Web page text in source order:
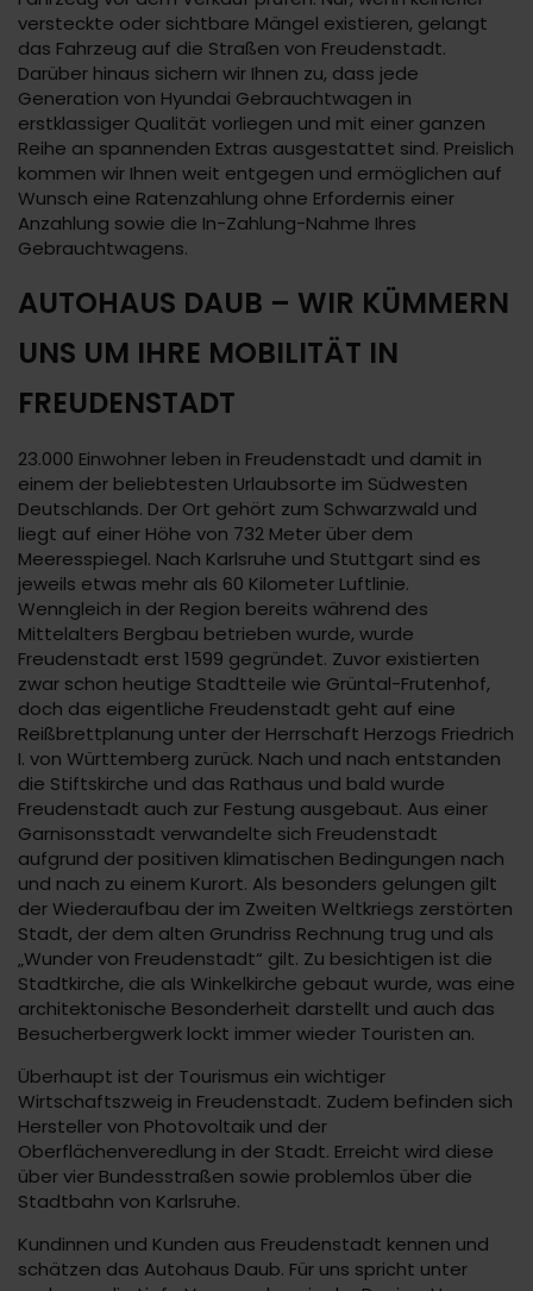
versteckte oder sichtbare Mängel existieren, gelangt
das Fahrzeug auf die Straßen von Freudenstadt.
Darüber hinaus sichern wir Ihnen zu, dass jede
Generation von Hyundai Gebrauchtwagen in
erstklassiger Qualität vorliegen und mit einer ganzen
Reihe an spannenden Extras ausgestattet sind. Preislich
kommen wir Ihnen weit entgegen und ermöglichen auf
Wunsch eine Ratenzahlung ohne Erfordernis einer
Anzahlung sowie die In-Zahlung-Nahme Ihres
Gebrauchtwagens.
AUTOHAUS DAUB – WIR KÜMMERN
UNS UM IHRE MOBILITÄT IN
FREUDENSTADT
23.000 Einwohner leben in Freudenstadt und damit in
einem der beliebtesten Urlaubsorte im Südwesten
Deutschlands. Der Ort gehört zum Schwarzwald und
liegt auf einer Höhe von 732 Meter über dem
Meeresspiegel. Nach Karlsruhe und Stuttgart sind es
jeweils etwas mehr als 60 Kilometer Luftlinie.
Wenngleich in der Region bereits während des
Mittelalters Bergbau betrieben wurde, wurde
Freudenstadt erst 1599 gegründet. Zuvor existierten
zwar schon heutige Stadtteile wie Grüntal-Frutenhof,
doch das eigentliche Freudenstadt geht auf eine
Reißbrettplanung unter der Herrschaft Herzogs Friedrich
I. von Württemberg zurück. Nach und nach entstanden
die Stiftskirche und das Rathaus und bald wurde
Freudenstadt auch zur Festung ausgebaut. Aus einer
Garnisonsstadt verwandelte sich Freudenstadt
aufgrund der positiven klimatischen Bedingungen nach
und nach zu einem Kurort. Als besonders gelungen gilt
der Wiederaufbau der im Zweiten Weltkriegs zerstörten
Stadt, der dem alten Grundriss Rechnung trug und als
„Wunder von Freudenstadt“ gilt. Zu besichtigen ist die
Stadtkirche, die als Winkelkirche gebaut wurde, was eine
architektonische Besonderheit darstellt und auch das
Besucherbergwerk lockt immer wieder Touristen an.
Überhaupt ist der Tourismus ein wichtiger
Wirtschaftszweig in Freudenstadt. Zudem befinden sich
Hersteller von Photovoltaik und der
Oberflächenveredlung in der Stadt. Erreicht wird diese
über vier Bundesstraßen sowie problemlos über die
Stadtbahn von Karlsruhe.
Kundinnen und Kunden aus Freudenstadt kennen und
schätzen das Autohaus Daub. Für uns spricht unter